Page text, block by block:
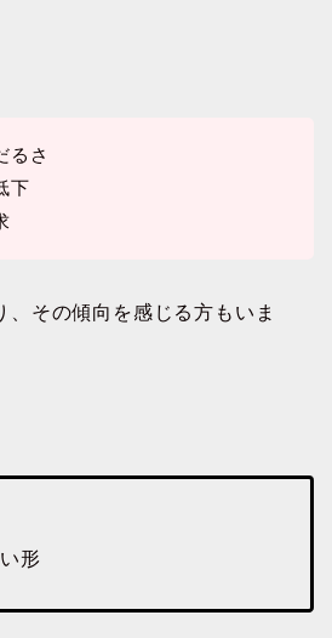
るさ
下
、その傾向を感じる方もいま
形